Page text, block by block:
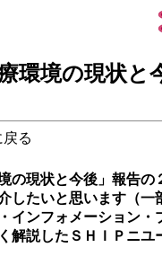
環境の現状と
る
の現状と今後」報告
したいと思います（
インフォメーション
解説したＳＨＩＰニ